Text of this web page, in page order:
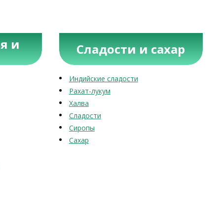
и Сладости и сахар
Индийские сладости
Рахат-лукум
Халва
Сладости
Сиропы
Сахар